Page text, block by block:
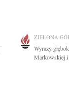
ZIELONA
Wyrazy
Markowskiej i